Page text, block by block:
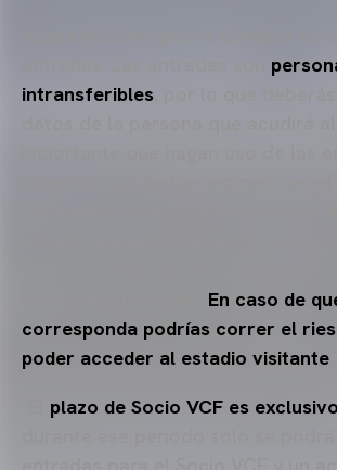
intransferibles
En caso de
corresponda podrías correr el
poder acceder al estadio visitante
plazo de Socio VCF es exclusivo